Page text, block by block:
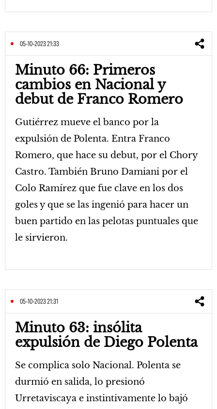
05-10-2023 21:33
Minuto 66: Primeros
cambios en Nacional y
debut de Franco Romero
Gutiérrez mueve el banco por la
expulsión de Polenta. Entra Franco
Romero, que hace su debut, por el Chory
Castro. También Bruno Damiani por el
Colo Ramírez que fue clave en los dos
goles y que se las ingenió para hacer un
buen partido en las pelotas puntuales que
le sirvieron.
05-10-2023 21:31
Minuto 63: insólita
expulsión de Diego Polenta
Se complica solo Nacional. Polenta se
durmió en salida, lo presionó
Urretaviscaya e instintivamente lo bajó